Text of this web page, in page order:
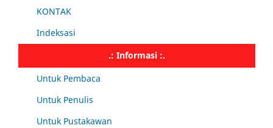
KONTAK
Indeksasi
.: Informasi :.
Untuk Pembaca
Untuk Penulis
Untuk Pustakawan